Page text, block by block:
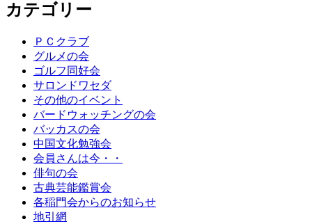
カテゴリー
ＰＣクラブ
グルメの会
ゴルフ同好会
サロンドワセダ
その他のイベント
バードウォッチングの会
バッカスの会
中国文化勉強会
会員さんは今・・
俳句の会
古典芸能鑑賞会
各稲門会からのお知らせ
地引網